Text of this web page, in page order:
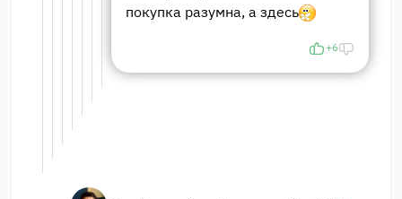
покупка разумна, а здесь
+6